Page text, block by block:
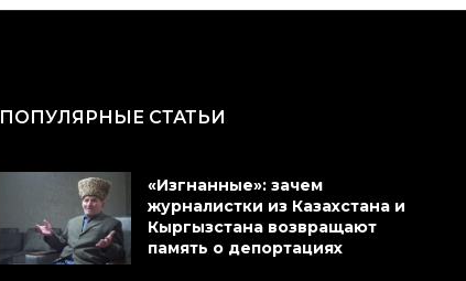
ПОПУЛЯРНЫЕ СТАТЬИ
«Изгнанные»: зачем
журналистки из Казахстана и
Кыргызстана возвращают
память о депортациях